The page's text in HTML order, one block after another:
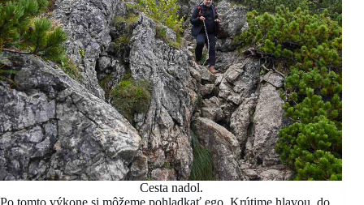
Cesta nadol.